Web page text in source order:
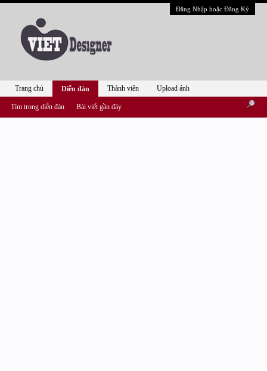
Đăng Nhập hoặc Đăng Ký
Trang chủ Diễn đàn
Tìm trong diễn đàn Bài viết gần đây
Thành viên Upload ảnh